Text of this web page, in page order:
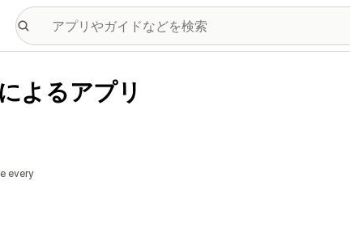
よるアプリ
every